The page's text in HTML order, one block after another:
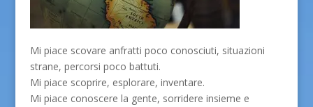
Mi piace scovare anfratti poco conosciuti, situazioni
strane, percorsi poco battuti.
Mi piace scoprire, esplorare, inventare.
Mi piace conoscere la gente, sorridere insieme e